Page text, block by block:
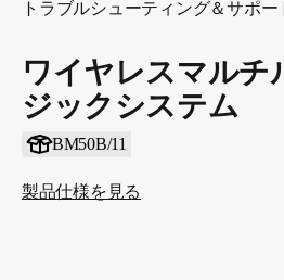
トラブルシューティング＆サポー
ワイヤレスマルチ
ジックシステム
BM50B/11
製品仕様を見る